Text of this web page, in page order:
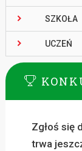
SZKOŁA
UCZEŃ
Zgłoś się
trwa